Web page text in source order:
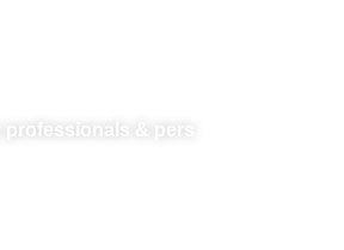
professionals & pers